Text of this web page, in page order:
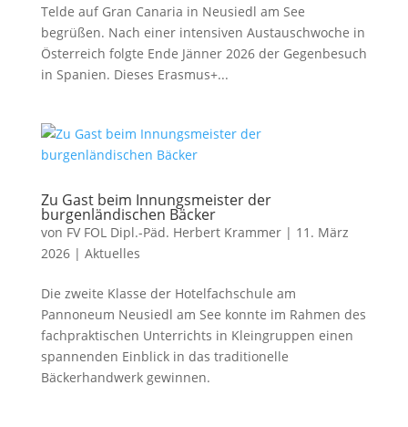
Telde auf Gran Canaria in Neusiedl am See
begrüßen. Nach einer intensiven Austauschwoche in
Österreich folgte Ende Jänner 2026 der Gegenbesuch
in Spanien. Dieses Erasmus+...
Zu Gast beim Innungsmeister der
burgenländischen Bäcker
von FV FOL Dipl.-Päd. Herbert Krammer| 11. März
2026| Aktuelles
Die zweite Klasse der Hotelfachschule am
Pannoneum Neusiedl am See konnte im Rahmen des
fachpraktischen Unterrichts in Kleingruppen einen
spannenden Einblick in das traditionelle
Bäckerhandwerk gewinnen.